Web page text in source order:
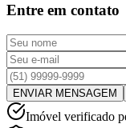
Entre em contato
ENVIAR MENSAGEM
Imóvel verificado